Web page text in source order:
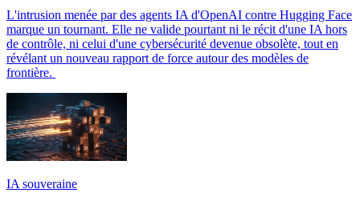
L'intrusion menée par des agents IA d'OpenAI contre Hugging Face
marque un tournant. Elle ne valide pourtant ni le récit d'une IA hors
de contrôle, ni celui d'une cybersécurité devenue obsolète, tout en
révélant un nouveau rapport de force autour des modèles de
frontière.
IA souveraine